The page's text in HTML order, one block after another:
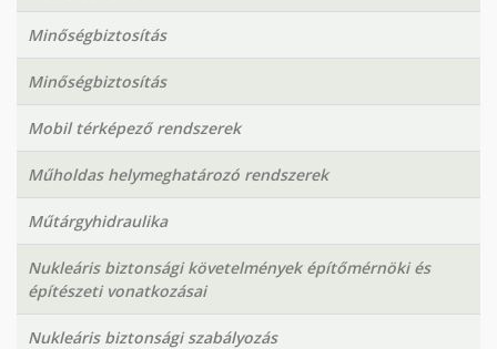
Minőségbiztosítás
Minőségbiztosítás
Mobil térképező rendszerek
Műholdas helymeghatározó rendszerek
Műtárgyhidraulika
Nukleáris biztonsági követelmények építőmérnöki és
építészeti vonatkozásai
Nukleáris biztonsági szabályozás